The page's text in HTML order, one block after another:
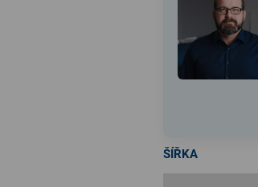
ŠÍŘKA